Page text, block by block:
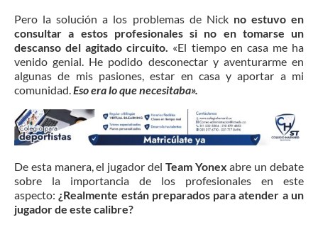
Pero la solución a los problemas de Nick no estuvo en
consultar a estos profesionales si no en tomarse un
descanso del agitado circuito. «El tiempo en casa me ha
venido genial. He podido desconectar y aventurarme en
algunas de mis pasiones, estar en casa y aportar a mi
comunidad. Eso era lo que necesitaba».
De esta manera, el jugador del Team Yonexabre un debate
sobre la importancia de los profesionales en este
aspecto: ¿Realmente están preparados para atender a un
jugador de este calibre?